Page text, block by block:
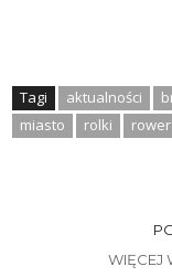
Tagi aktualności
miasto
rolki rower
WIĘCEJ